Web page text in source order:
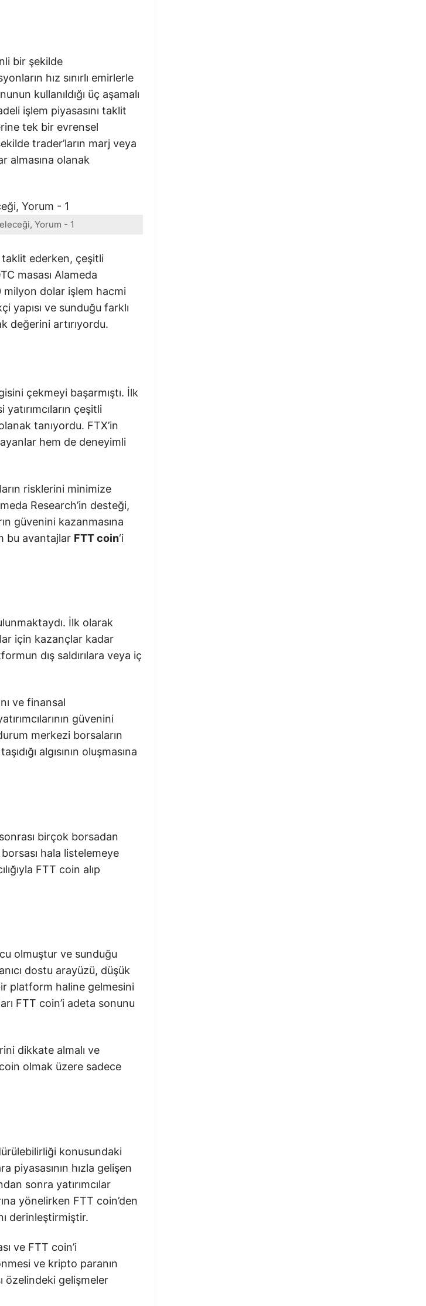
bir şekilde
hız sınırlı emirlerle
kullanıldığı üç aşamalı
işlem piyasasını taklit
tek bir evrensel
trader’ların marj veya
almasına olanak
Yorum - 1
taklit ederken, çeşitli
masası Alameda
milyon dolar işlem hacmi
yapısı ve sunduğu farklı
değerini artırıyordu.
çekmeyi başarmıştı. İlk
çeşitli
tanıyordu. FTX’in
hem de deneyimli
risklerini minimize
Research’in desteği,
güvenini kazanmasına
bu avantajlar FTT coin‘i
İlk olarak
için kazançlar kadar
dış saldırılara veya iç
ve finansal
güvenini
merkezi borsaların
algısının oluşmasına
birçok borsadan
hala listelemeye
FTT coin alıp
olmuştur ve sunduğu
dostu arayüzü, düşük
platform haline gelmesini
FTT coin’i adeta sonunu
dikkate almalı ve
olmak üzere sadece
konusundaki
piyasasının hızla gelişen
sonra yatırımcılar
yönelirken FTT coin’den
derinleştirmiştir.
ve FTT coin’i
ve kripto paranın
özelindeki gelişmeler